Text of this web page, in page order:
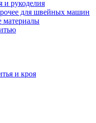
и рукоделия
для швейных машин
материалы
и кроя